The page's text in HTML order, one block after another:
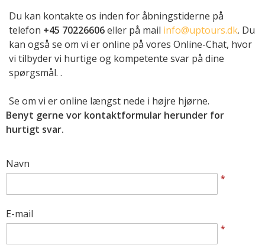
Du kan kontakte os inden for åbningstiderne på
telefon +45 70226606eller på mail info@uptours.dk. Du
kan også se om vi er online på vores Online-Chat, hvor
vi tilbyder vi hurtige og kompetente svar på dine
spørgsmål. .
Se om vi er online længst nede i højre hjørne.
Benyt gerne vor kontaktformular herunder for
hurtigt svar.
Navn
*
E-mail
*